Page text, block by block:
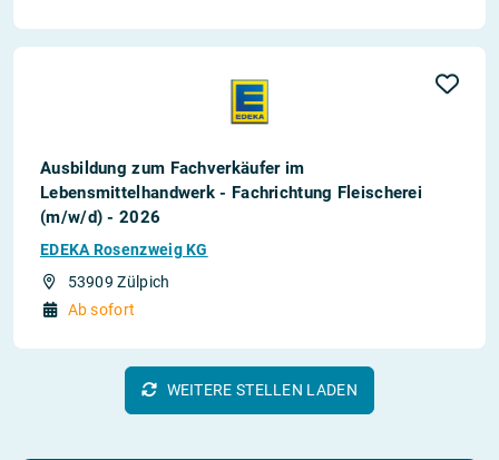
Ausbildung zum Fachverkäufer im
Lebensmittelhandwerk - Fachrichtung Fleischerei
(m/w/d) - 2026
EDEKA Rosenzweig KG
53909 Zülpich
Ab sofort
WEITERE STELLEN LADEN